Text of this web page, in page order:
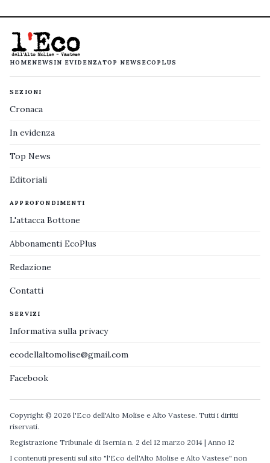
HOMENEWS IN EVIDENZATOP NEWS ECOPLUS
SEZIONI
Cronaca
In evidenza
Top News
Editoriali
APPROFONDIMENTI
L'attacca Bottone
Abbonamenti EcoPlus
Redazione
Contatti
SERVIZI
Informativa sulla privacy
ecodellaltomolise@gmail.com
Facebook
Copyright © 2026 l'Eco dell'Alto Molise e Alto Vastese. Tutti i diritti
riservati.
Registrazione Tribunale di Isernia n. 2 del 12 marzo 2014 | Anno 12
I contenuti presenti sul sito "l'Eco dell'Alto Molise e Alto Vastese" non